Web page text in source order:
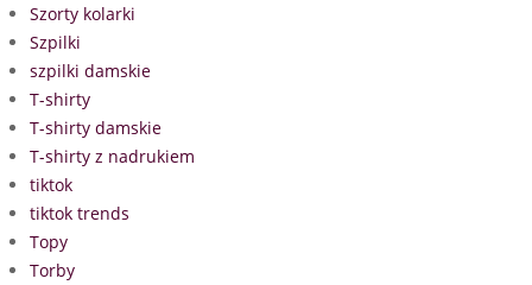
Szorty kolarki
Szpilki
szpilki damskie
T-shirty
T-shirty damskie
T-shirty z nadrukiem
tiktok
tiktok trends
Topy
Torby